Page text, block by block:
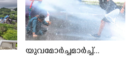
യുവമോർച്ചമാർച്ച്...